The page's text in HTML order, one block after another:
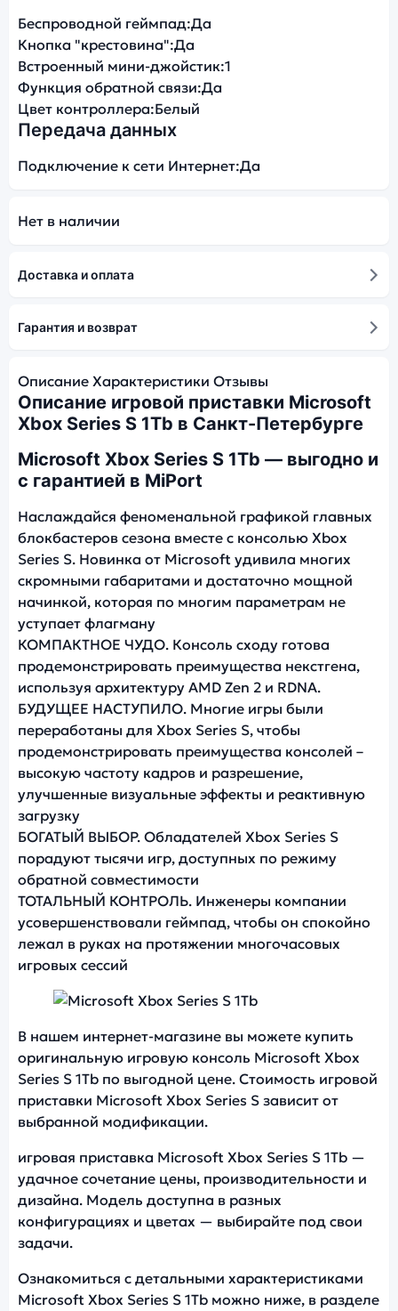
Беспроводной геймпад:Да
Кнопка "крестовина":Да
Встроенный мини-джойстик:1
Функция обратной связи:Да
Цвет контроллера:Белый
Передача данных
Подключение к сети Интернет:Да
Нет в наличии
Доставка и оплата
Гарантия и возврат
Описание Характеристики Отзывы
Описание игровой приставки Microsoft
Xbox Series S 1Tb в Санкт-Петербурге
Microsoft Xbox Series S 1Tb — выгодно и
с гарантией в MiPort
Наслаждайся феноменальной графикой главных
блокбастеров сезона вместе с консолью Xbox
Series S. Новинка от Microsoft удивила многих
скромными габаритами и достаточно мощной
начинкой, которая по многим параметрам не
уступает флагману
КОМПАКТНОЕ ЧУДО. Консоль сходу готова
продемонстрировать преимущества некстгена,
используя архитектуру AMD Zen 2 и RDNA.
БУДУЩЕЕ НАСТУПИЛО. Многие игры были
переработаны для Xbox Series S, чтобы
продемонстрировать преимущества консолей –
высокую частоту кадров и разрешение,
улучшенные визуальные эффекты и реактивную
загрузку
БОГАТЫЙ ВЫБОР. Обладателей Xbox Series S
порадуют тысячи игр, доступных по режиму
обратной совместимости
ТОТАЛЬНЫЙ КОНТРОЛЬ. Инженеры компании
усовершенствовали геймпад, чтобы он спокойно
лежал в руках на протяжении многочасовых
игровых сессий
В нашем интернет-магазине вы можете купить
оригинальную игровую консоль Microsoft Xbox
Series S 1Tb по выгодной цене. Стоимость игровой
приставки Microsoft Xbox Series S зависит от
выбранной модификации.
игровая приставка Microsoft Xbox Series S 1Tb —
удачное сочетание цены, производительности и
дизайна. Модель доступна в разных
конфигурациях и цветах — выбирайте под свои
задачи.
Ознакомиться с детальными характеристиками
Microsoft Xbox Series S 1Tb можно ниже, в разделе